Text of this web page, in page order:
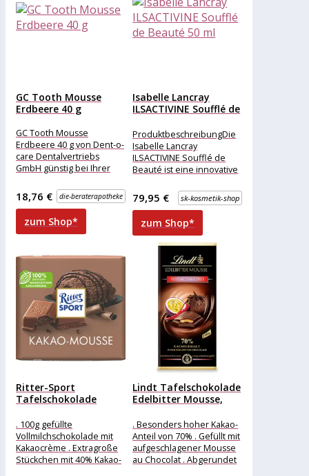
GC Tooth Mousse
Erdbeere 40 g
GC Tooth Mousse
Erdbeere 40 g von Dent-o-
care Dentalvertriebs
GmbH günstig bei Ihrer
bestellen
die-beraterapotheke
18,76 €
zum Shop*
Isabelle Lancray
ILSACTIVINE Soufflé de
ProduktbeschreibungDie
Isabelle Lancray
ILSACTIVINE Soufflé de
Beauté ist eine innovative
leichtem UV-Schutz als
regenerierende
Schönheitspflege für Tag
und
sk-kosmetik-shop
79,95 €
zum Shop*
Ritter-Sport
Tafelschokolade
Kakaocrème, 100g
. 100g gefüllte
Vollmilchschokolade mit
Kakaocrème . Extragroße
Stückchen mit 40% Kakao-
Lindt Tafelschokolade
Edelbitter Mousse,
. Besonders hoher Kakao-
Anteil von 70% . Gefüllt mit
aufgeschlagener Mousse
au Chocolat . Abgerundet